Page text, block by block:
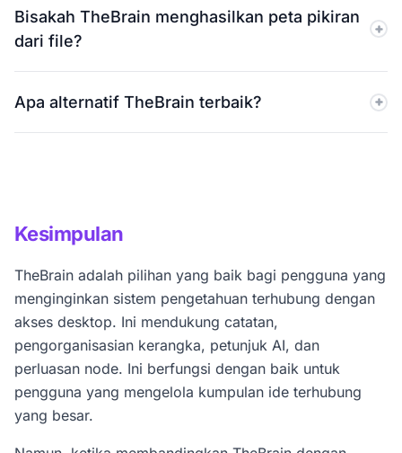
dan macOS. MindMap AI terutama berfokus pada
akses web dan seluler.
Bisakah TheBrain menghasilkan peta pikiran
dari file?
file. MindMap AI dapat mengubah PDF, CSV, gambar,
audio, video, Markdown, HTML, XML, dan JSON
Apa alternatif TheBrain terbaik?
Kesimpulan
TheBrain adalah pilihan yang baik bagi pengguna yang
menginginkan sistem pengetahuan terhubung dengan
akses desktop. Ini mendukung catatan,
pengorganisasian kerangka, petunjuk AI, dan
perluasan node. Ini berfungsi dengan baik untuk
pengguna yang mengelola kumpulan ide terhubung
yang besar.